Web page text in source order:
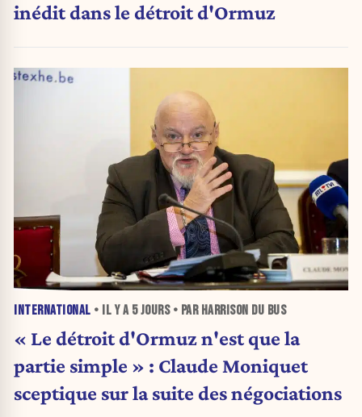
inédit dans le détroit d'Ormuz
INTERNATIONAL • IL Y A 5 JOURS• PAR HARRISON DU BUS
« Le détroit d'Ormuz n'est que la
partie simple » : Claude Moniquet
sceptique sur la suite des négociations